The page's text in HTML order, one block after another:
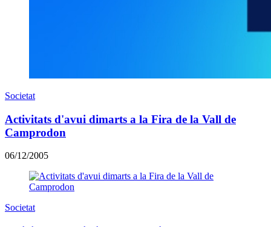
Societat
Activitats d'avui dimarts a la Fira de la Vall de
Camprodon
06/12/2005
Societat